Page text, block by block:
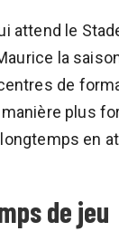
attend le
la
de
manière plus
en
de jeu